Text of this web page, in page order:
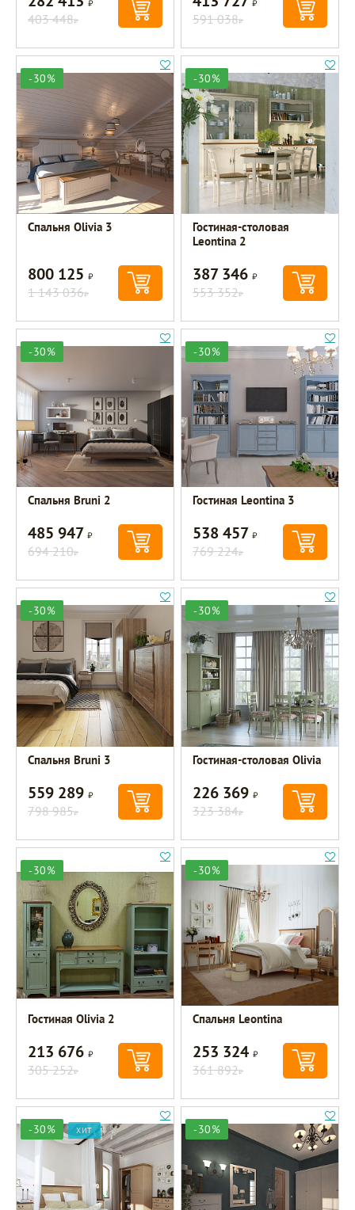
403 448Р 591 038Р
-30%
Спальня Olivia 3
800 125Р
1 143 036Р
-30%
Гостиная-столовая
Leontina 2
387 346Р
553 352Р
-30%
Спальня Bruni 2
485 947Р
694 210Р
-30%
Гостиная Leontina 3
538 457Р
769 224Р
-30%
Спальня Bruni 3
559 289Р
798 985Р
-30%
Гостиная-столовая Olivia
226 369Р
323 384Р
-30%
Гостиная Olivia 2
213 676Р
305 252Р
-30%
Спальня Leontina
253 324Р
361 892Р
-30% ХИТ -30%